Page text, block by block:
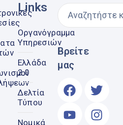
Links
Οργανόγραμμα
Υπηρεσιών
Ελλάδα
2.0
Δελτία
Τύπου
Νομικά
Βρείτε
μας